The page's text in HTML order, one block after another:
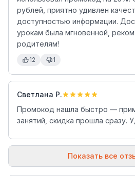
рублей, приятно удивлен
доступностью информации.
урокам была мгновенной,
родителям!
12 1
Светлана Р.
Промокод нашла быстро —
занятий, скидка прошла сразу.
Показать все